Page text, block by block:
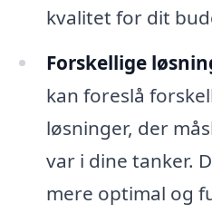
kvalitet for dit
Forskellige
kan foreslå
løsninger, der
var i dine tanker.
mere optimal og